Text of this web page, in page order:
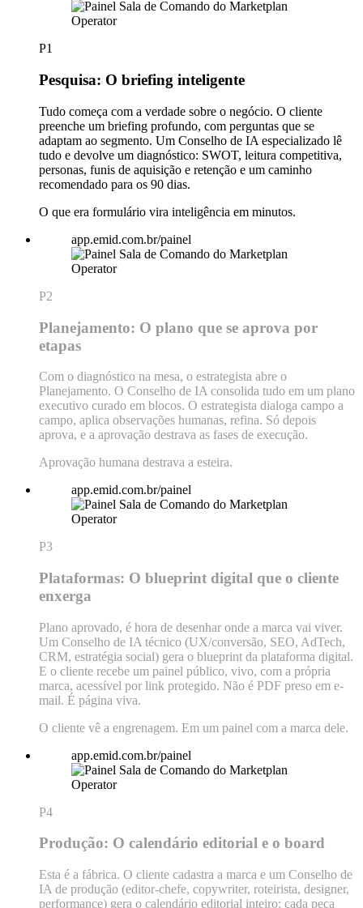
P1
Pesquisa: O briefing inteligente
Tudo começa com a verdade sobre o negócio. O cliente
preenche um briefing profundo, com perguntas que se
adaptam ao segmento. Um Conselho de IA especializado lê
tudo e devolve um diagnóstico: SWOT, leitura competitiva,
personas, funis de aquisição e retenção e um caminho
recomendado para os 90 dias.
O que era formulário vira inteligência em minutos.
app.emid.com.br/painel
P2
Planejamento: O plano que se aprova por
etapas
Com o diagnóstico na mesa, o estrategista abre o
Planejamento. O Conselho de IA consolida tudo em um plano
executivo curado em blocos. O estrategista dialoga campo a
campo, aplica observações humanas, refina. Só depois
aprova, e a aprovação destrava as fases de execução.
Aprovação humana destrava a esteira.
app.emid.com.br/painel
P3
Plataformas: O blueprint digital que o cliente
enxerga
Plano aprovado, é hora de desenhar onde a marca vai viver.
Um Conselho de IA técnico (UX/conversão, SEO, AdTech,
CRM, estratégia social) gera o blueprint da plataforma digital.
E o cliente recebe um painel público, vivo, com a própria
marca, acessível por link protegido. Não é PDF preso em e-
mail. É página viva.
O cliente vê a engrenagem. Em um painel com a marca dele.
app.emid.com.br/painel
P4
Produção: O calendário editorial e o board
Esta é a fábrica. O cliente cadastra a marca e um Conselho de
IA de produção (editor-chefe, copywriter, roteirista, designer,
performance) gera o calendário editorial inteiro: cada peça